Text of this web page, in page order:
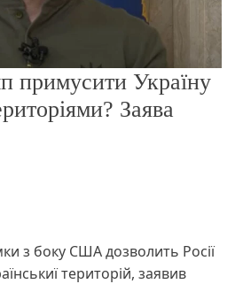
примусити Україну
Заява
з боку США дозволить Росії
територій, заявив